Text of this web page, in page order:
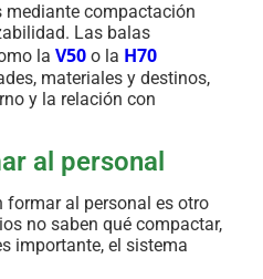
mediante compactación
Las balas
la V50 o la H70
materiales y destinos,
y la relación con
al personal
formar al personal es otro
no saben qué compactar,
importante, el sistema